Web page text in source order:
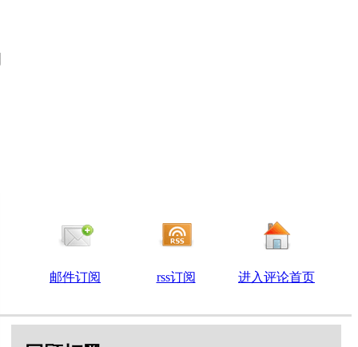
邮件订阅 rss订阅 进入评论首页